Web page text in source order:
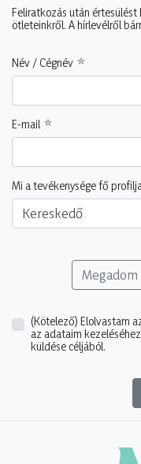
Feliratkozás után értesülést
ötleteinkről. A hírlevélről
Név / Cégnév
E-mail
Mi a tevékenysége fő
Kereskedő
(Kötelező) Elolvastam
az adataim
küldése céljából.